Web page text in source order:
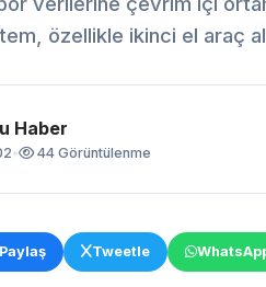
özellikle ikinci el araç
Haber
• 44 Görüntülenme
Paylaş Tweetle